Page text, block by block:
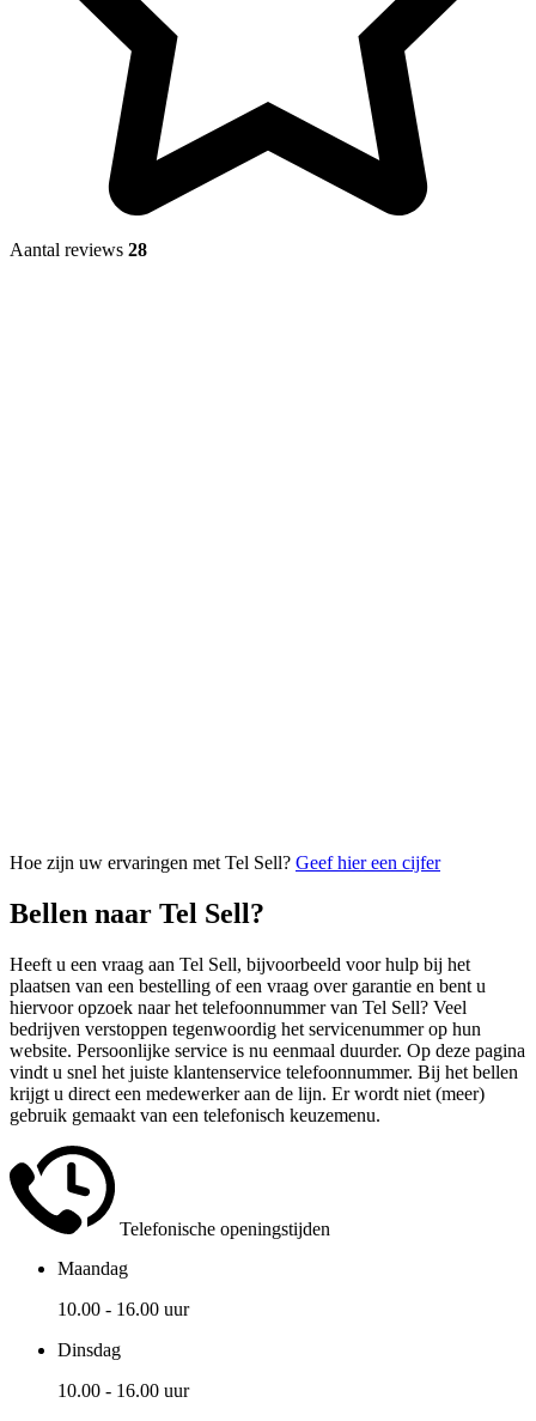
Aantal reviews 28
Hoe zijn uw ervaringen met Tel Sell? Geef hier een cijfer
Bellen naar Tel Sell?
Heeft u een vraag aan Tel Sell, bijvoorbeeld voor hulp bij het
plaatsen van een bestelling of een vraag over garantie en bent u
hiervoor opzoek naar het telefoonnummer van Tel Sell? Veel
bedrijven verstoppen tegenwoordig het servicenummer op hun
website. Persoonlijke service is nu eenmaal duurder. Op deze pagina
vindt u snel het juiste klantenservice telefoonnummer. Bij het bellen
krijgt u direct een medewerker aan de lijn. Er wordt niet (meer)
gebruik gemaakt van een telefonisch keuzemenu.
Telefonische openingstijden
Maandag
10.00 - 16.00 uur
Dinsdag
10.00 - 16.00 uur